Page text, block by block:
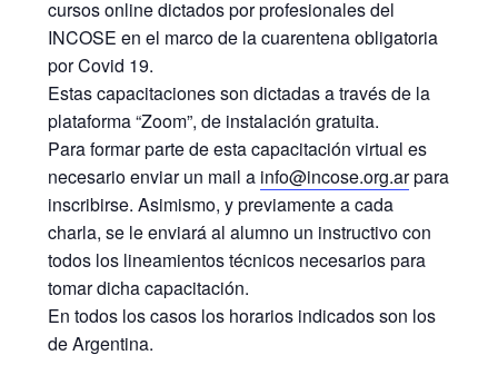
cursos online dictados por profesionales del
INCOSE en el marco de la cuarentena obligatoria
por Covid 19.
Estas capacitaciones son dictadas a través de la
plataforma “Zoom”, de instalación gratuita.
Para formar parte de esta capacitación virtual es
necesario enviar un mail a info@incose.org.arpara
inscribirse. Asimismo, y previamente a cada
charla, se le enviará al alumno un instructivo con
todos los lineamientos técnicos necesarios para
tomar dicha capacitación.
En todos los casos los horarios indicados son los
de Argentina.